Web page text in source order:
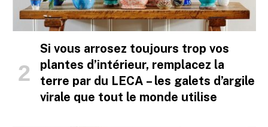
Si vous arrosez toujours trop vos
plantes d’intérieur, remplacez la
terre par du LECA – les galets d’argile
virale que tout le monde utilise